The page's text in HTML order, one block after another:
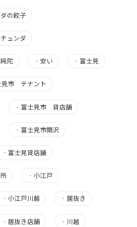
の餃子
ュンダ
陀 ・安い ・ 富士見
見市 テナント
・ 富士見市 貸店舗
・ 富士見市関沢
・ 富士見貸店舗
・小江戸
・小江戸川越 ・居抜き
・ 居抜き店舗 ・ 川越